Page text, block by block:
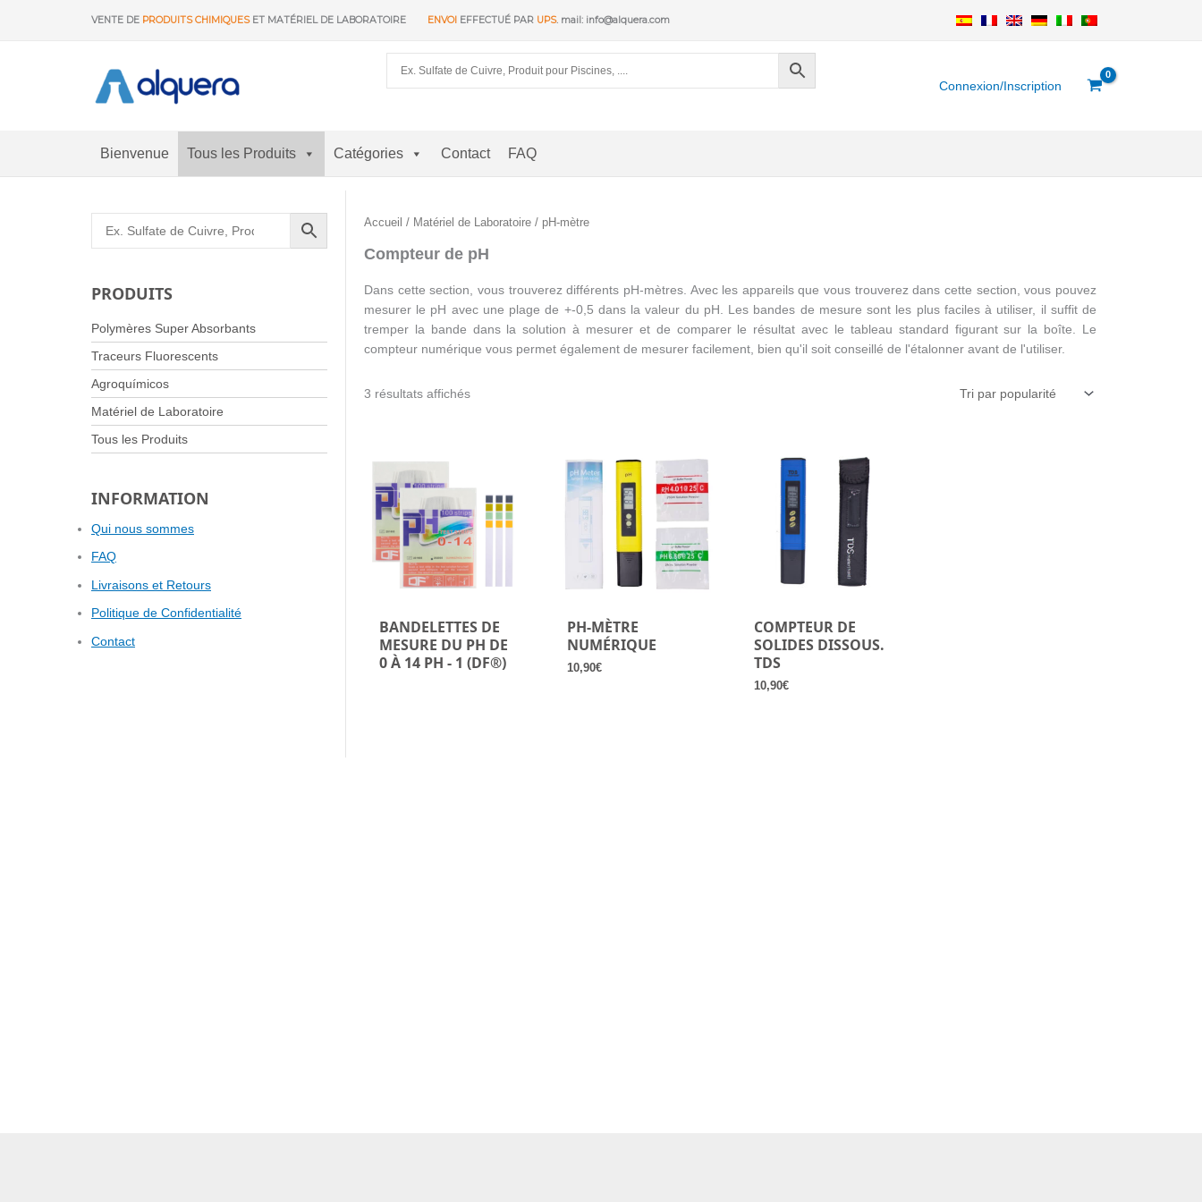
VENTE DE PRODUITS CHIMIQUESET MATÉRIEL DE LABORATOIRE ENVOI EFFECTUÉ PAR UPS. mail: info@alquera.com
Connexion/Inscription
Bienvenue Tous les Produits Catégories Contact FAQ
PRODUITS
Polymères Super Absorbants
Traceurs Fluorescents
Agroquímicos
Matériel de Laboratoire
Tous les Produits
INFORMATION
Qui nous sommes
FAQ
Livraisons et Retours
Politique de Confidentialité
Contact
Accueil / Matériel de Laboratoire / pH-mètre
Compteur de pH
Dans cette section, vous trouverez différents pH-mètres. Avec les appareils que vous trouverez dans cette section, vous pouvez
mesurer le pH avec une plage de +-0,5 dans la valeur du pH. Les bandes de mesure sont les plus faciles à utiliser, il suffit de
tremper la bande dans la solution à mesurer et de comparer le résultat avec le tableau standard figurant sur la boîte. Le
compteur numérique vous permet également de mesurer facilement, bien qu'il soit conseillé de l'étalonner avant de l'utiliser.
3 résultats affichésTrié
BANDELETTES DE
MESURE DU PH DE
0 À 14 PH - 1 (DF®)
PH-MÈTRE
NUMÉRIQUE
10,90€
COMPTEUR DE
SOLIDES DISSOUS.
TDS
10,90€